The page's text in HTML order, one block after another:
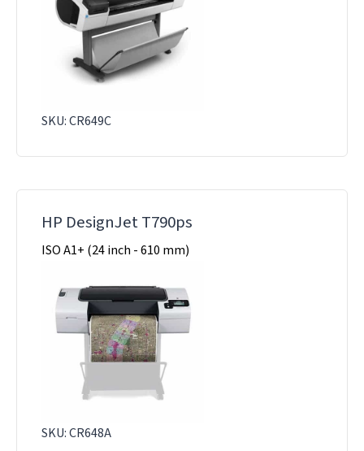
SKU: CR649C
HP DesignJet T790ps
ISO A1+ (24 inch - 610 mm)
SKU: CR648A